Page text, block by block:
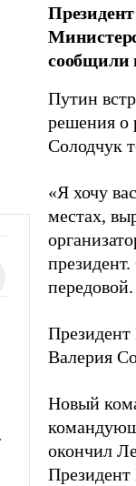
сообщили
Путин
решения о
Солодчук
«Я хочу
местах,
передовой.
Валерия
Новый
окончил